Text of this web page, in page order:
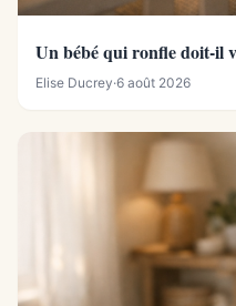
Un bébé qui ronfle doit-il
Elise Ducrey·6 août 2026